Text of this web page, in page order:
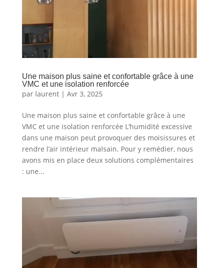
Une maison plus saine et confortable grâce à une
VMC et une isolation renforcée
par laurent| Avr 3, 2025
Une maison plus saine et confortable grâce à une
VMC et une isolation renforcée L’humidité excessive
dans une maison peut provoquer des moisissures et
rendre l’air intérieur malsain. Pour y remédier, nous
avons mis en place deux solutions complémentaires
: une...